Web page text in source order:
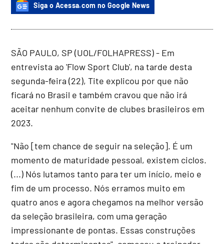
Siga o Acessa.com no Google News
SÃO PAULO, SP (UOL/FOLHAPRESS) - Em
entrevista ao 'Flow Sport Club', na tarde desta
segunda-feira (22), Tite explicou por que não
ficará no Brasil e também cravou que não irá
aceitar nenhum convite de clubes brasileiros em
2023.
"Não [tem chance de seguir na seleção]. É um
momento de maturidade pessoal, existem ciclos.
(...) Nós lutamos tanto para ter um início, meio e
fim de um processo. Nós erramos muito em
quatro anos e agora chegamos na melhor versão
da seleção brasileira, com uma geração
impressionante de pontas. Essas construções